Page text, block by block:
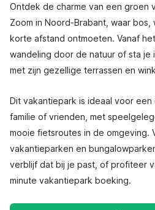
Ontdek de charme van een groen
Zoom in Noord-Brabant, waar
korte afstand ontmoeten. Vanaf
wandeling door de natuur of sta je
met zijn gezellige terrassen en
Dit vakantiepark is ideaal voor
familie of vrienden, met
mooie fietsroutes in de omgeving.
vakantieparken en
verblijf dat bij je past, of profiteer
minute vakantiepark boeking.